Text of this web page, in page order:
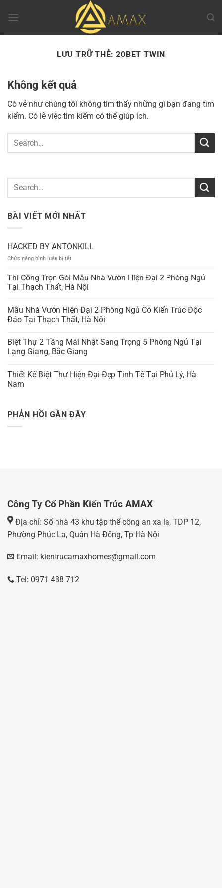
đến
LƯU TRỮ THẺ:20BET TWIN
Không kết quả
Có vẻ như chúng tôi không tìm thấy những gì bạn đang tìm
kiếm. Có lẽ việc tìm kiếm có thể giúp ích.
BÀI VIẾT MỚI NHẤT
HACKED BY ANTONKILL
Chức năng bình luận bị tắt
BY
ANTONKILL
Thi Công Trọn Gói Mẫu Nhà Vườn Hiện Đại 2 Phòng Ngủ
Tại Thạch Thất, Hà Nội
Mẫu Nhà Vườn Hiện Đại 2 Phòng Ngủ Có Kiến Trúc Độc
Đáo Tại Thạch Thất, Hà Nội
Biệt Thự 2 Tầng Mái Nhật Sang Trọng 5 Phòng Ngủ Tại
Lạng Giang, Bắc Giang
Thiết Kế Biệt Thự Hiện Đại Đẹp Tinh Tế Tại Phủ Lý, Hà
Nam
PHẢN HỒI GẦN ĐÂY
Công Ty Cổ Phần Kiến Trúc AMAX
Địa chỉ: Số nhà 43 khu tập thể công an xa la, TDP 12,
Phường Phúc La, Quận Hà Đông, Tp Hà Nội
Email: kientrucamaxhomes@gmail.com
Tel: 0971 488 712